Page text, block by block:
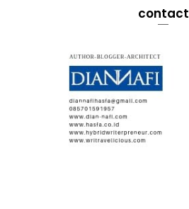
contact